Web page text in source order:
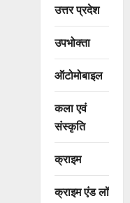
उत्तर प्रदेश
उपभोक्ता
ऑटोमोबाइल
कला एवं
संस्कृति
क्राइम
क्राइम एंड लॉ